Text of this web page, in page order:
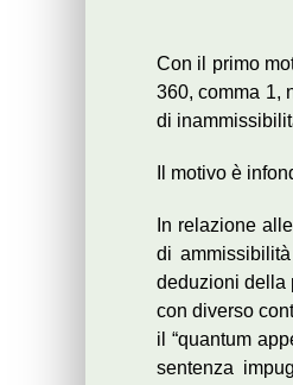
Con il primo
360, comma 1,
di
Il motivo è
In relazione
di
deduzioni della
con diverso
il “quantum
sentenza